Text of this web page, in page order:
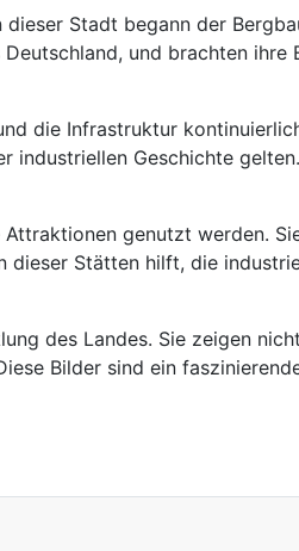
Stadt begann der
und brachten
die Infrastruktur
industriellen Geschichte
genutzt werden.
Stätten hilft, die
des Landes. Sie zeigen
Bilder sind ein